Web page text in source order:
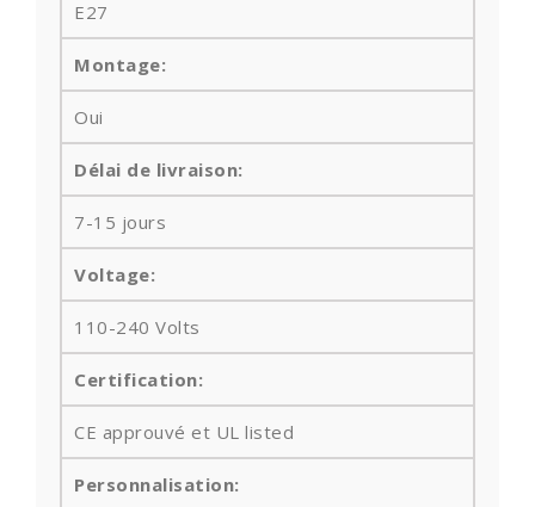
E27
Montage:
Oui
Délai de livraison:
7-15 jours
Voltage:
110-240 Volts
Certification:
CE approuvé et UL listed
Personnalisation: